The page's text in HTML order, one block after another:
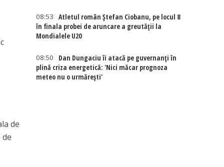
de
08:53
Atletul român Ștefan Ciobanu, pe locul 8
în finala probei de aruncare a greutății la
Mondialele U20
08:50
Dan Dungaciu îi atacă pe guvernanți în
plină criza energetică: 'Nici măcar prognoza
meteo nu o urmărești'